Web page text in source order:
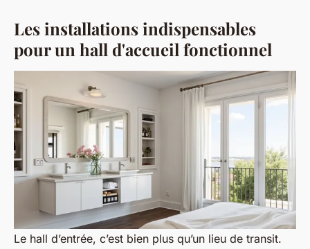
Les installations indispensables
pour un hall d'accueil fonctionnel
Le hall d’entrée, c’est bien plus qu’un lieu de transit.